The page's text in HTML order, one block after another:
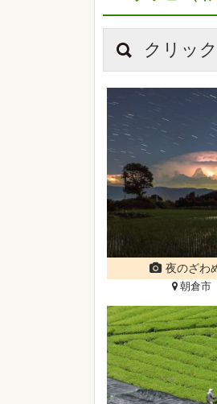
クリッ
夜のざわ
朝倉市